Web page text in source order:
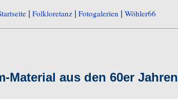
| Folkloretanz| Fotogalerien Wöhler66
Material aus den 60er Jahren